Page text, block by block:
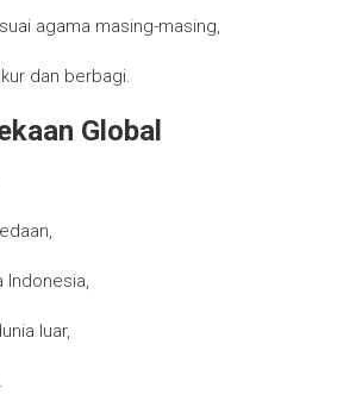
agama masing-masing,
dan berbagi.
Global
Indonesia,
luar,